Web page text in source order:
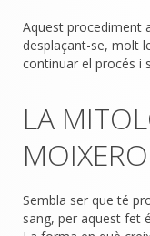
Aquest procediment
desplaçant-se, molt
continuar el procés i
LA
Sembla ser que té
sang, per aquest fet